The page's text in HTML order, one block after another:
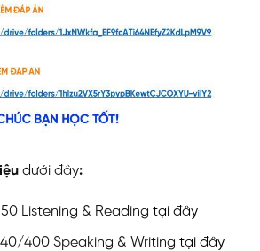
dưới đây:
Listening & Reading tại đây
400 Speaking & Writing tại đây